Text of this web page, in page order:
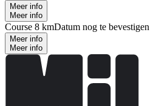
Meer info
Meer info
Course 8 kmDatum nog te bevestigen
Meer info
Meer info